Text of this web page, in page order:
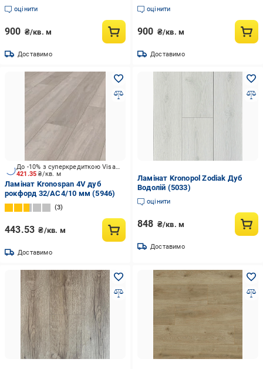
оцінити
900 ₴/кв. м
Доставимо
оцінити
900 ₴/кв. м
Доставимо
421.35₴/кв. м
До -10% з суперкредиткою Visa Вигода
Ламінат Kronospan 4V дуб
рокфорд 32/АС4/10 мм (5946)
3
443.53 ₴/кв. м
Доставимо
Ламінат Kronopol Zodiak Дуб
Водолій (5033)
оцінити
848 ₴/кв. м
Доставимо